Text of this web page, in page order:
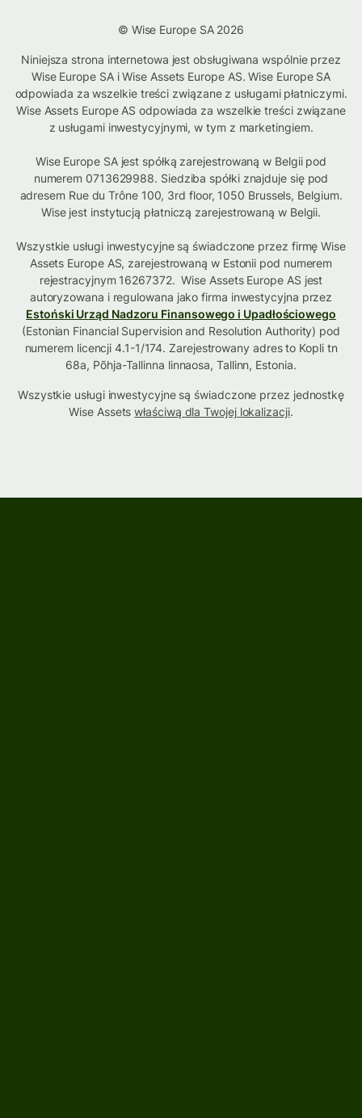
© Wise Europe SA 2026
Niniejsza strona internetowa jest obsługiwana wspólnie przez
Wise Europe SA i Wise Assets Europe AS. Wise Europe SA
odpowiada za wszelkie treści związane z usługami płatniczymi.
Wise Assets Europe AS odpowiada za wszelkie treści związane
z usługami inwestycyjnymi, w tym z marketingiem.
Wise Europe SA jest spółką zarejestrowaną w Belgii pod
numerem 0713629988. Siedziba spółki znajduje się pod
adresem Rue du Trône 100, 3rd floor, 1050 Brussels, Belgium.
Wise jest instytucją płatniczą zarejestrowaną w Belgii.
Wszystkie usługi inwestycyjne są świadczone przez firmę Wise
Assets Europe AS, zarejestrowaną w Estonii pod numerem
rejestracyjnym 16267372. Wise Assets Europe AS jest
autoryzowana i regulowana jako firma inwestycyjna przez
Estoński Urząd Nadzoru Finansowego i Upadłościowego
(Estonian Financial Supervision and Resolution Authority) pod
numerem licencji 4.1-1/174. Zarejestrowany adres to Kopli tn
68a, Põhja-Tallinna linnaosa, Tallinn, Estonia.
Wszystkie usługi inwestycyjne są świadczone przez jednostkę
Wise Assetswłaściwą dla Twojej lokalizacji.